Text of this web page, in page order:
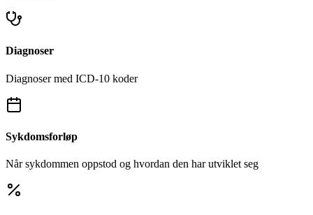
Diagnoser
Diagnoser med ICD-10 koder
Sykdomsforløp
Når sykdommen oppstod og hvordan den har utviklet seg